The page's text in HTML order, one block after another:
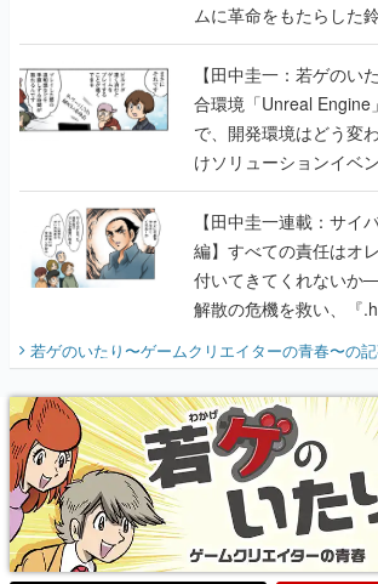
ムに革命をもたらした
のいたり】
【田中圭一：若ゲのい
合環境「Unreal Engine
で、開発環境はどう変
けソリューションイベ
に行って、より理解を
【田中圭一連載：サイ
編】すべての責任はオ
付いてきてくれないか
解散の危機を救い、『
『少年ジャンプ』色だ
り】
若ゲのいたり〜ゲームクリエイターの青春〜の